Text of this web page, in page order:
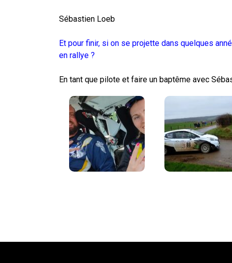
Sébastien Loeb
Et pour finir, si on se projette dans quelques
en rallye ?
En tant que pilote et faire un baptême avec